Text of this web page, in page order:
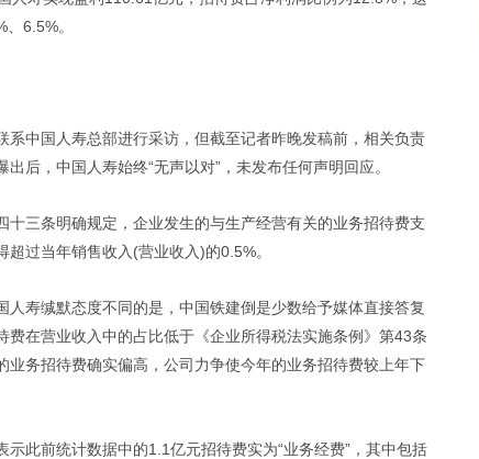
6.5%。
系中国人寿总部进行采访，但截至记者昨晚发稿前，相关负责
后，中国人寿始终“无声以对”，未发布任何声明回应。
十三条明确规定，企业发生的与生产经营有关的业务招待费支
过当年销售收入(营业收入)的0.5%。
人寿缄默态度不同的是，中国铁建倒是少数给予媒体直接答复
费在营业收入中的占比低于《企业所得税法实施条例》第43条
业务招待费确实偏高，公司力争使今年的业务招待费较上年下
示此前统计数据中的1.1亿元招待费实为“业务经费”，其中包括